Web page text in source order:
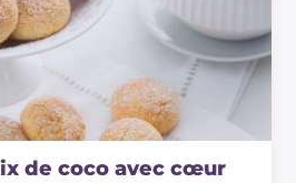
de coco avec cœur